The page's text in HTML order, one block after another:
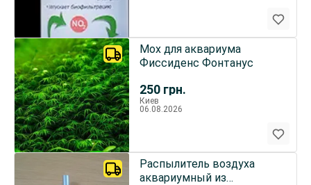
250 грн.
Мох для аквариума
Фиссиденс Фонтанус
Киев
06.08.2026
Распылитель воздуха
аквариумный из